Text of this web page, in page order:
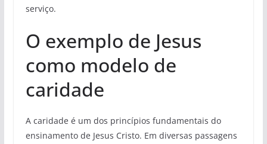
serviço.
O exemplo de Jesus
como modelo de
caridade
A caridade é um dos princípios fundamentais do
ensinamento de Jesus Cristo. Em diversas passagens